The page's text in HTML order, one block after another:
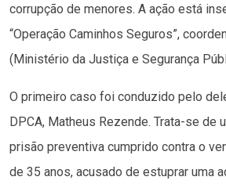
corrupção de menores. A ação está
“Operação Caminhos Seguros”,
(Ministério da Justiça e Segurança
O primeiro caso foi conduzido pelo
DPCA, Matheus Rezende. Trata-se de
prisão preventiva cumprido contra o
de 35 anos, acusado de estuprar uma